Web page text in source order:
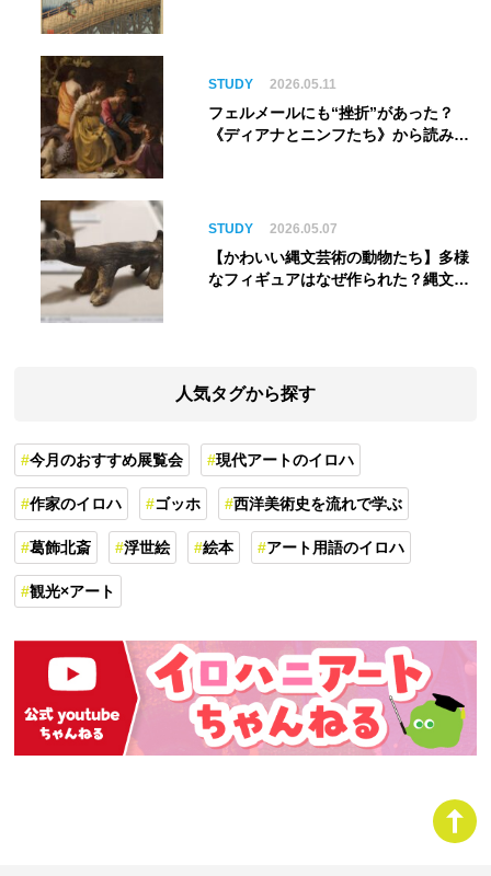
STUDY 2026.05.11
フェルメールにも“挫折”があった？
《ディアナとニンフたち》から読み解
STUDY 2026.05.07
【かわいい縄文芸術の動物たち】多様
なフィギュアはなぜ作られた？縄文人
人気タグから探す
今月のおすすめ展覧会 現代アートのイロハ
作家のイロハ ゴッホ 西洋美術史を流れで学ぶ
葛飾北斎 浮世絵 絵本 アート用語のイロハ
観光×アート